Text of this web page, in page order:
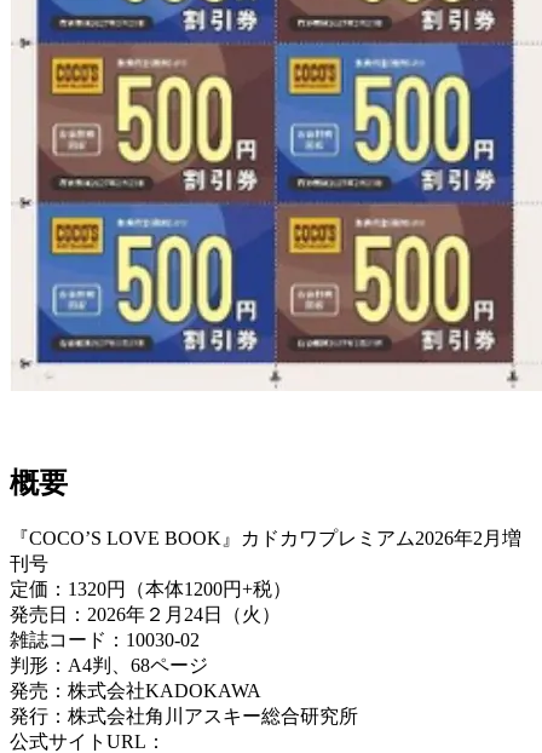
概要
『COCO’S LOVE BOOK』カドカワプレミアム2026年2月増
刊号
定価：1320円（本体1200円+税）
発売日：2026年２月24日（火）
雑誌コード：10030-02
判形：A4判、68ページ
発売：株式会社KADOKAWA
発行：株式会社角川アスキー総合研究所
公式サイトURL：